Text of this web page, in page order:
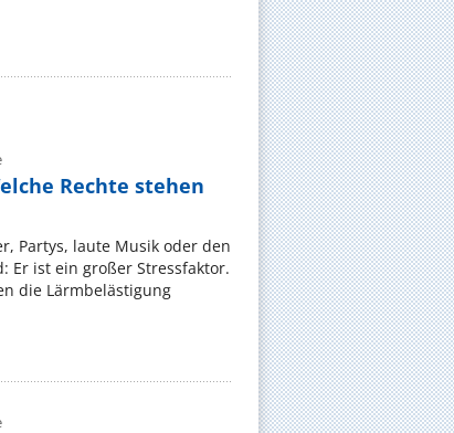
Rechte stehen
Partys, laute Musik oder den
Er ist ein großer Stressfaktor.
die Lärmbelästigung